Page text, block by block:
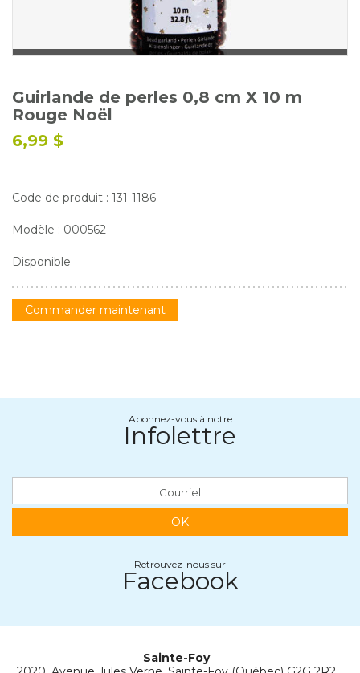
Emplois
Service à la clientèle
Nous joindre
Guirlande de perles 0,8 cm X 10 m
Rouge Noël
6,99 $
Code de produit : 131-1186
Modèle : 000562
Disponible
Commander maintenant
Abonnez-vous à notre
Infolettre
OK
Retrouvez-nous sur
Facebook
Sainte-Foy